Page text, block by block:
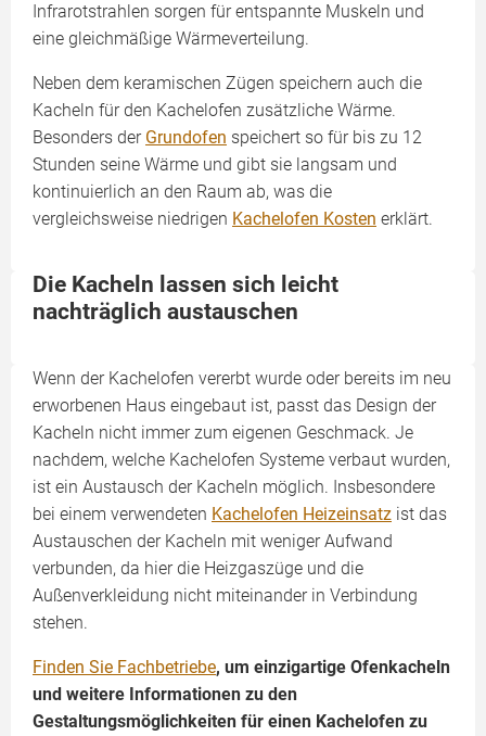
Infrarotstrahlen sorgen für entspannte Muskeln und
eine gleichmäßige Wärmeverteilung.
Neben dem keramischen Zügen speichern auch die
Kacheln für den Kachelofen zusätzliche Wärme.
Besonders der Grundofen speichert so für bis zu 12
Stunden seine Wärme und gibt sie langsam und
kontinuierlich an den Raum ab, was die
vergleichsweise niedrigen Kachelofen Kosten erklärt.
Die Kacheln lassen sich leicht
nachträglich austauschen
Wenn der Kachelofen vererbt wurde oder bereits im neu
erworbenen Haus eingebaut ist, passt das Design der
Kacheln nicht immer zum eigenen Geschmack. Je
nachdem, welche Kachelofen Systeme verbaut wurden,
ist ein Austausch der Kacheln möglich. Insbesondere
bei einem verwendeten Kachelofen Heizeinsatz ist das
Austauschen der Kacheln mit weniger Aufwand
verbunden, da hier die Heizgaszüge und die
Außenverkleidung nicht miteinander in Verbindung
stehen.
Finden Sie Fachbetriebe, um einzigartige Ofenkacheln
und weitere Informationen zu den
Gestaltungsmöglichkeiten für einen Kachelofen zu